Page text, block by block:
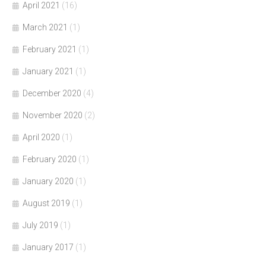
April 2021 (16)
March 2021 (1)
February 2021 (1)
January 2021 (1)
December 2020 (4)
November 2020 (2)
April 2020 (1)
February 2020 (1)
January 2020 (1)
August 2019 (1)
July 2019 (1)
January 2017 (1)